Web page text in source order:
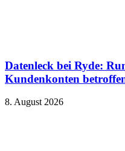
Datenleck bei Ryde:
Kundenkonten
8. August 2026